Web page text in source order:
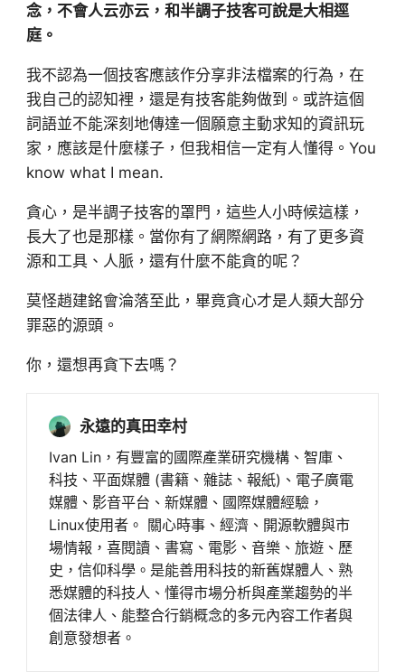
念，不會人云亦云，和半調子技客可說是大相逕
庭。
我不認為一個技客應該作分享非法檔案的行為，在
我自己的認知裡，還是有技客能夠做到。或許這個
詞語並不能深刻地傳達一個願意主動求知的資訊玩
家，應該是什麼樣子，但我相信一定有人懂得。You
know what I mean.
貪心，是半調子技客的罩門，這些人小時候這樣，
長大了也是那樣。當你有了網際網路，有了更多資
源和工具、人脈，還有什麼不能貪的呢？
莫怪趙建銘會淪落至此，畢竟貪心才是人類大部分
罪惡的源頭。
你，還想再貪下去嗎？
永遠的真田幸村
Ivan Lin，有豐富的國際產業研究機構、智庫、
科技、平面媒體 (書籍、雜誌、報紙)、電子廣電
媒體、影音平台、新媒體、國際媒體經驗，
Linux使用者。 關心時事、經濟、開源軟體與市
場情報，喜閱讀、書寫、電影、音樂、旅遊、歷
史，信仰科學。是能善用科技的新舊媒體人、熟
悉媒體的科技人、懂得市場分析與產業趨勢的半
個法律人、能整合行銷概念的多元內容工作者與
創意發想者。